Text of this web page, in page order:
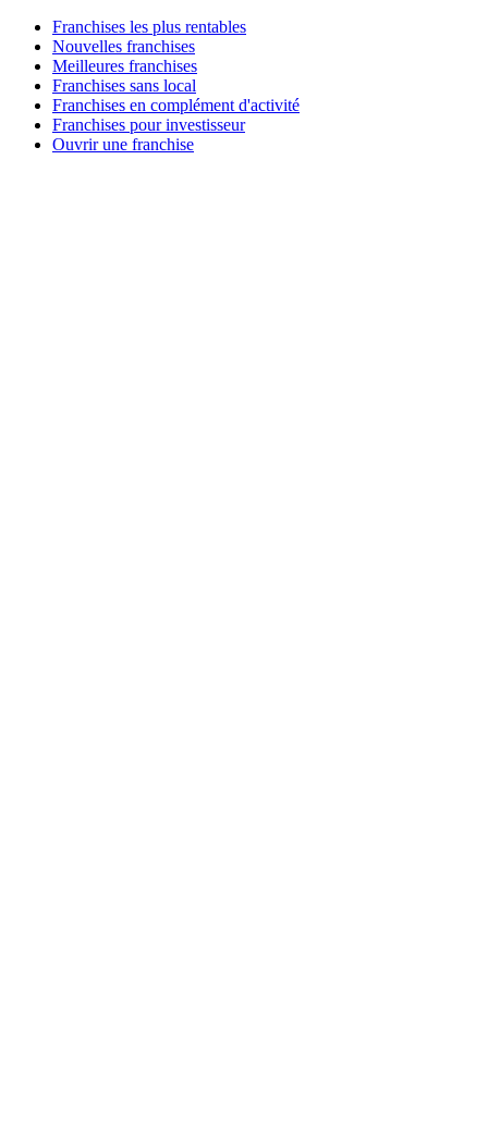
Franchises les plus rentables
Nouvelles franchises
Meilleures franchises
Franchises sans local
Franchises en complément d'activité
Franchises pour investisseur
Ouvrir une franchise